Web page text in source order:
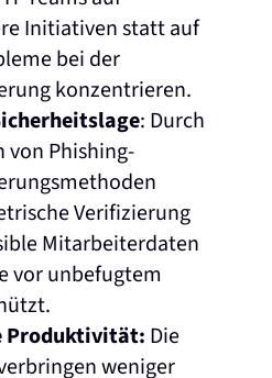
Initiativen statt auf
bei der
konzentrieren.
: Durch
von Phishing-
Verifizierung
Mitarbeiterdaten
vor unbefugtem
Produktivität: Die
weniger